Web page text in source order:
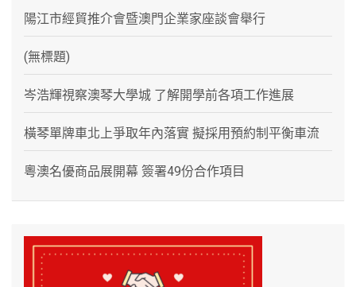
陽江市經貿推介會暨澳門企業家座談會舉行
(無標題)
岑浩輝視察澳琴大學城 了解開學前各項工作進展
橫琴單牌車北上爭取年內落實 擬採用預約制平衡車流
粵澳名優商品展開幕 簽署49份合作項目